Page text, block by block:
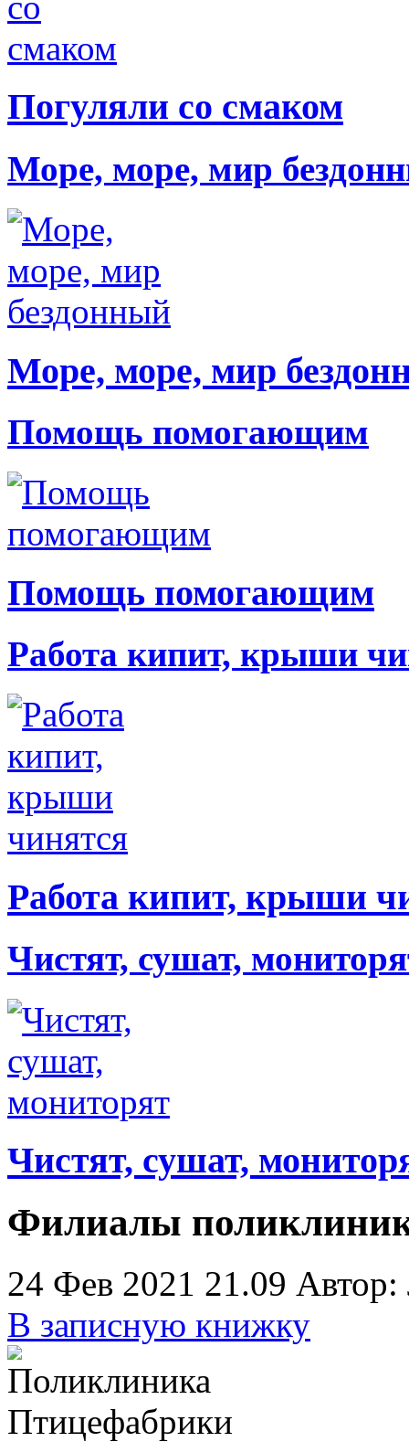
Погуляли со смаком
Море, море, мир
Море, море, мир
Помощь помогающим
Помощь помогающим
Работа кипит, крыши
Работа кипит, крыши
Чистят, сушат,
Чистят, сушат,
Филиалы
24 Фев 2021 21.09 Автор:
В записную книжку